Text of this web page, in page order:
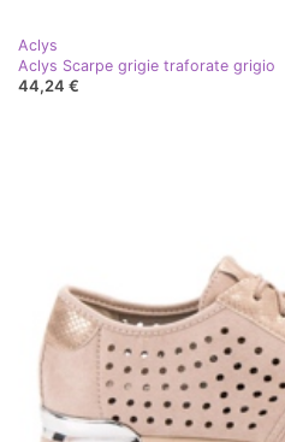
Aclys
Aclys Scarpe grigie traforate grigio
44,24 €